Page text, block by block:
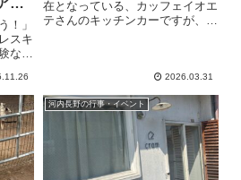
で
）
！」
スキ
など
Tシ
完全
れ
在となっている、カッフェイオエ
テさんのキッチンカーですが、今
カムドリンク1杯、600円分のフ
ードとワイン600円...
2026.03.31
河内長野の行事・イベント